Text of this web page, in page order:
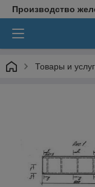
Производство
Товары и